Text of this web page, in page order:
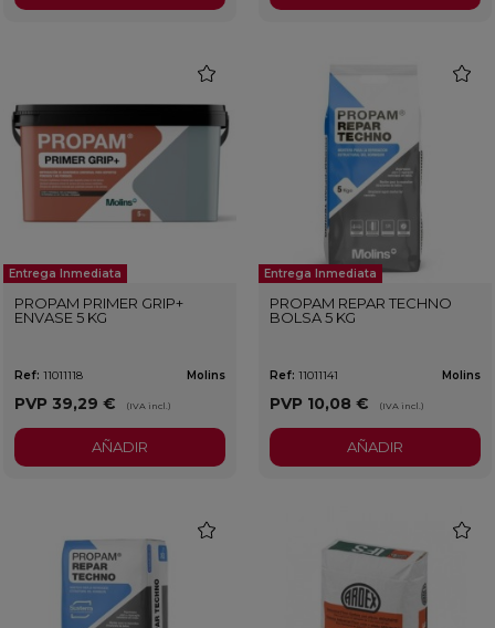
Entrega Inmediata
PROPAM PRIMER GRIP+
ENVASE 5 KG
Ref: 11011118 Molins
PVP 39,29 € (IVA incl.)
AÑADIR
Entrega Inmediata
PROPAM REPAR TECHNO
BOLSA 5 KG
Ref: 11011141 Molins
PVP 10,08 € (IVA incl.)
AÑADIR